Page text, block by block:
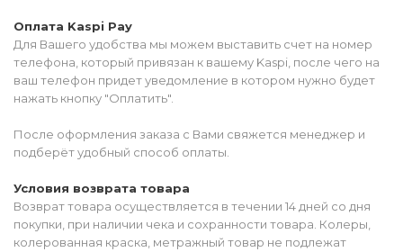
Оплата Kaspi Pay
Для Вашего удобства мы можем выставить счет на номер
телефона, который привязан к вашему Kaspi, после чего на
ваш телефон придет уведомление в котором нужно будет
нажать кнопку "Оплатить".
После оформления заказа с Вами свяжется менеджер и
подберёт удобный способ оплаты.
Условия возврата товара
Возврат товара осуществляется в течении 14 дней со дня
покупки, при наличии чека и сохранности товара. Колеры,
колерованная краска, метражный товар не подлежат